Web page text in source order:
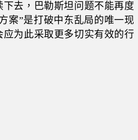
下去，巴勒斯坦问题不能再度
案”是打破中东乱局的唯一现
应为此采取更多切实有效的行